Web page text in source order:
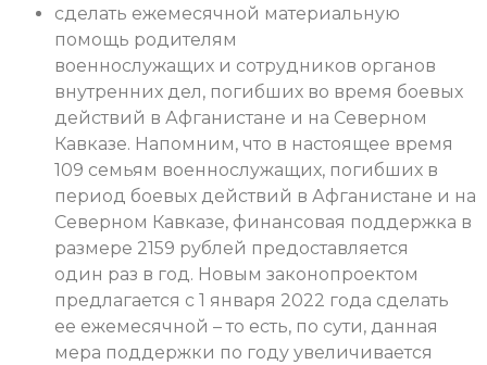
сделать ежемесячной материальную
помощь родителям
военнослужащих и сотрудников органов
внутренних дел, погибших во время боевых
действий в Афганистане и на Северном
Кавказе. Напомним, что в настоящее время
109 семьям военнослужащих, погибших в
период боевых действий в Афганистане и на
Северном Кавказе, финансовая поддержка в
размере 2159 рублей предоставляется
один раз в год. Новым законопроектом
предлагается с 1 января 2022 года сделать
ее ежемесячной – то есть, по сути, данная
мера поддержки по году увеличивается